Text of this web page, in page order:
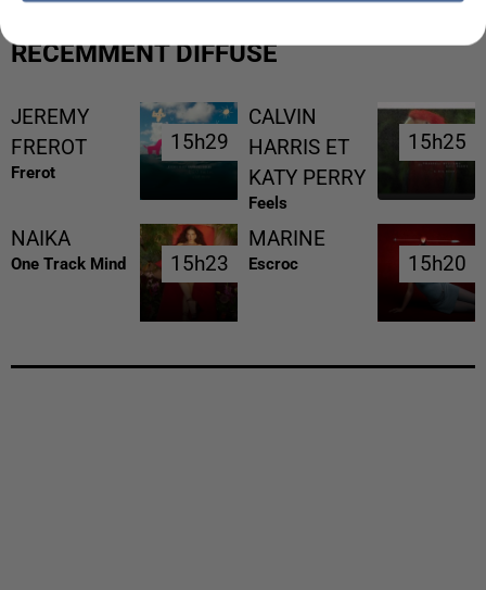
RÉCEMMENT DIFFUSÉ
JEREMY
FREROT
Frerot
15h29
15h29
CALVIN
HARRIS ET
KATY PERRY
Feels
15h25
15h25
NAIKA
One Track Mind 15h23
15h23
MARINE
Escroc 15h20
15h20